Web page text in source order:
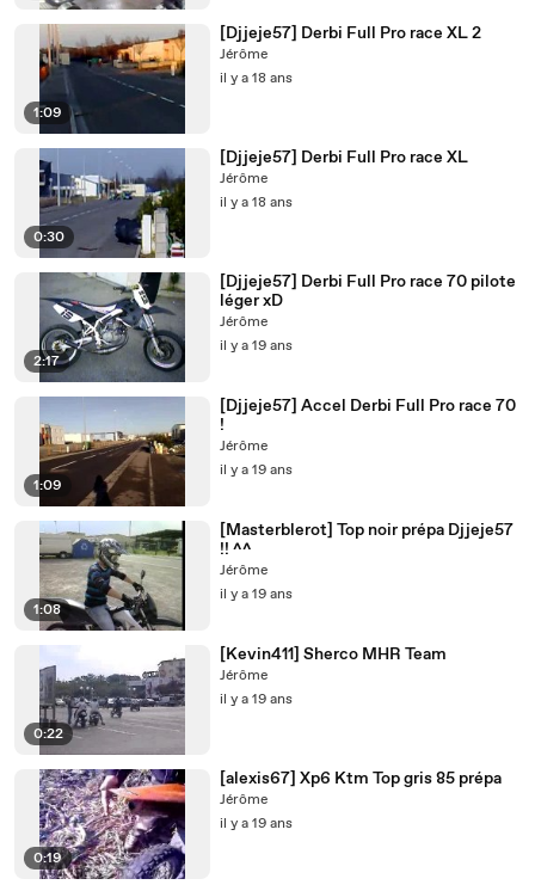
1:09
[Djjeje57] Derbi Full Pro race XL 2
Jérôme
il y a 18 ans
0:30
[Djjeje57] Derbi Full Pro race XL
Jérôme
il y a 18 ans
2:17
[Djjeje57] Derbi Full Pro race 70 pilote
léger xD
Jérôme
il y a 19 ans
1:09
[Djjeje57] Accel Derbi Full Pro race 70
!
Jérôme
il y a 19 ans
1:08
[Masterblerot] Top noir prépa Djjeje57
!! ^^
Jérôme
il y a 19 ans
0:22
[Kevin411] Sherco MHR Team
Jérôme
il y a 19 ans
0:19
[alexis67] Xp6 Ktm Top gris 85 prépa
Jérôme
il y a 19 ans